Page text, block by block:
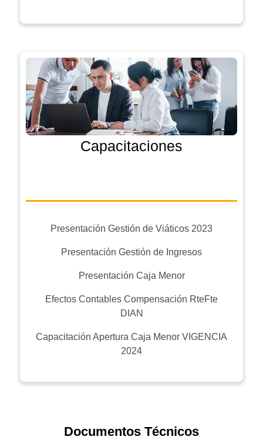
Capacitaciones
Presentación Gestión de Viáticos 2023
Presentación Gestión de Ingresos
Presentación Caja Menor
Efectos Contables Compensación RteFte
DIAN
Capacitación Apertura Caja Menor VIGENCIA
2024
Documentos Técnicos